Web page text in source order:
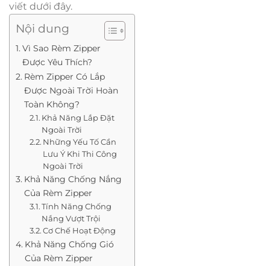
viết dưới đây.
Nội dung
Vì Sao Rèm Zipper
Được Yêu Thích?
Rèm Zipper Có Lắp
Được Ngoài Trời Hoàn
Toàn Không?
Khả Năng Lắp Đặt
Ngoài Trời
Những Yếu Tố Cần
Lưu Ý Khi Thi Công
Ngoài Trời
Khả Năng Chống Nắng
Của Rèm Zipper
Tính Năng Chống
Nắng Vượt Trội
Cơ Chế Hoạt Động
Khả Năng Chống Gió
Của Rèm Zipper